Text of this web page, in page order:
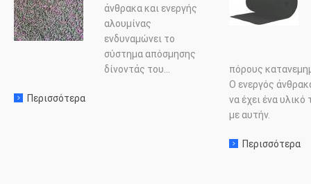
άνθρακα και ενεργής
αλουμίνας
ενδυναμώνει το
σύστημα απόσμησης
δίνοντάς του...
Περισσότερα σχετικα με: Ενεργός Άνθρακας – Ενεργή
πόρους
Ο ενεργός
να έχει ένα υλικό
με αυτήν.
Περισσότερα